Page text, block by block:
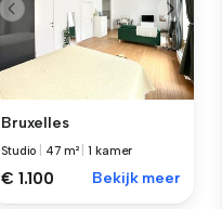
Bruxelles
Studio 47 m² |1 kamer
€ 1.100 Bekijk meer